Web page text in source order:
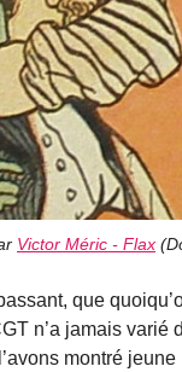
Victor Méric - Flax (
que
n’a jamais
montré